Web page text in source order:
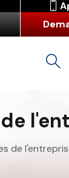
de